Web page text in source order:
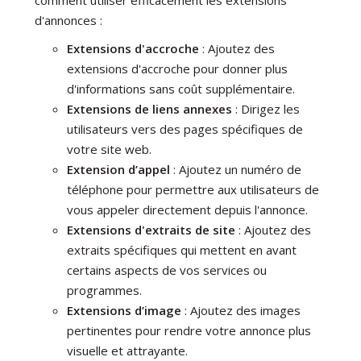
d'annonces :
Extensions d'accroche : Ajoutez des
extensions d'accroche pour donner plus
d'informations sans coût supplémentaire.
Extensions de liens annexes : Dirigez les
utilisateurs vers des pages spécifiques de
votre site web.
Extension d’appel : Ajoutez un numéro de
téléphone pour permettre aux utilisateurs de
vous appeler directement depuis l'annonce.
Extensions d'extraits de site : Ajoutez des
extraits spécifiques qui mettent en avant
certains aspects de vos services ou
programmes.
Extensions d’image : Ajoutez des images
pertinentes pour rendre votre annonce plus
visuelle et attrayante.